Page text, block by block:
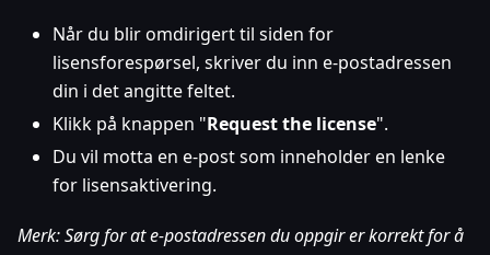
Når du blir omdirigert til siden for
lisensforespørsel, skriver du inn e-postadressen
din i det angitte feltet.
Klikk på knappen "Request the license".
Du vil motta en e-post som inneholder en lenke
for lisensaktivering.
Merk: Sørg for at e-postadressen du oppgir er korrekt for å